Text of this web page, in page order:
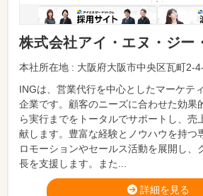
株式会社アイ・エヌ・ジー
本社所在地 : 大阪府大阪市中央区瓦町2-
INGは、営業代行を中心としたマーケテ
企業です。顧客のニーズに合わせた効果
ら実行までをトータルでサポートし、売
献します。豊富な経験とノウハウを持つ
ロモーションやセールス活動を展開し、
長を支援します。また...
詳細を見る